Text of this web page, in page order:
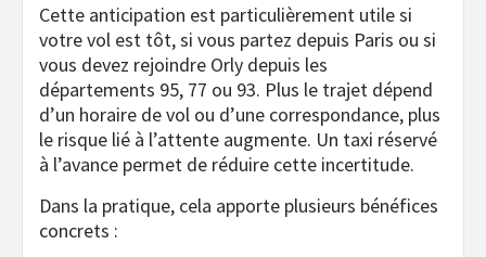
Cette anticipation est particulièrement utile si
votre vol est tôt, si vous partez depuis Paris ou si
vous devez rejoindre Orly depuis les
départements 95, 77 ou 93. Plus le trajet dépend
d’un horaire de vol ou d’une correspondance, plus
le risque lié à l’attente augmente. Un taxi réservé
à l’avance permet de réduire cette incertitude.
Dans la pratique, cela apporte plusieurs bénéfices
concrets :